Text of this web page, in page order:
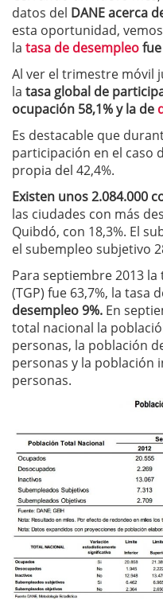
datos del DANE acerca
esta oportunidad,
la tasa de desempleo
Al ver el trimestre móvil
la tasa global de
ocupación 58,1% y la de
Es destacable que
participación en el caso
propia del 42,4%.
Existen unos 2.084.000
las ciudades con más
Quibdó, con 18,3%. El
el subempleo subjetivo
Para septiembre 2013
(TGP) fue 63,7%, la tasa
desempleo 9%. En
total nacional la
personas, la población
personas y la población
personas.